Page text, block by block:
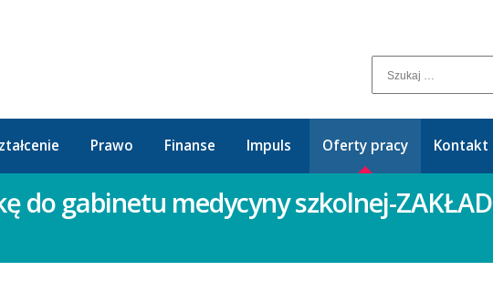
Prawo Finanse Impuls Oferty pracy Kontakt
do gabinetu medycyny szkolnej-ZAKŁAD